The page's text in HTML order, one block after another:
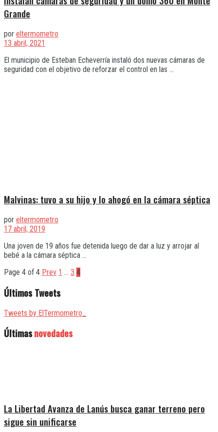
Grande
por eltermometro
13 abril, 2021
El municipio de Esteban Echeverría instaló dos nuevas cámaras de
seguridad con el objetivo de reforzar el control en las ...
Malvinas: tuvo a su hijo y lo ahogó en la cámara séptica
por eltermometro
17 abril, 2019
Una joven de 19 años fue detenida luego de dar a luz y arrojar al
bebé a la cámara séptica ...
Page 4 of 4 Prev 1 … 3 4
Últimos Tweets
Tweets by ElTermometro_
Últimasnovedades
La Libertad Avanza de Lanús busca ganar terreno pero
sigue sin unificarse